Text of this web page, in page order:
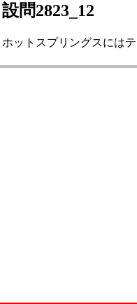
設問2823_12
ホットスプリングスには